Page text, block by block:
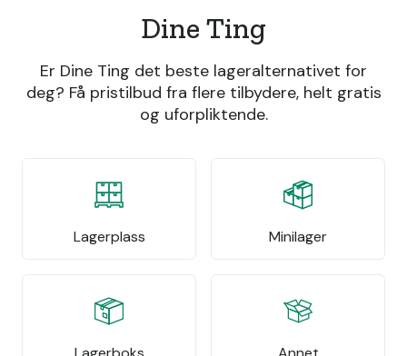
Dine Ting
Er Dine Ting det beste lageralternativet for
deg? Få pristilbud fra flere tilbydere, helt gratis
og uforpliktende.
Lagerplass Minilager